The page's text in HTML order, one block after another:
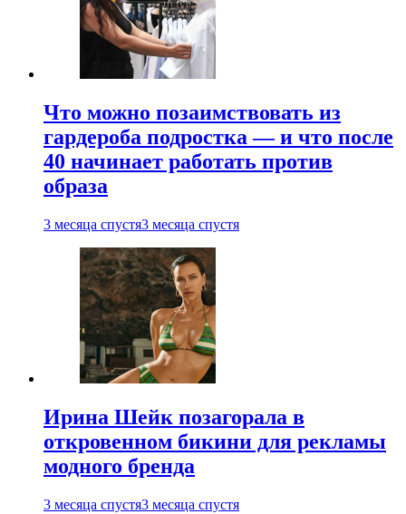
Что можно позаимствовать из
гардероба подростка — и что после
40 начинает работать против
образа
3 месяца спустя3 месяца спустя
Ирина Шейк позагорала в
откровенном бикини для рекламы
модного бренда
3 месяца спустя3 месяца спустя